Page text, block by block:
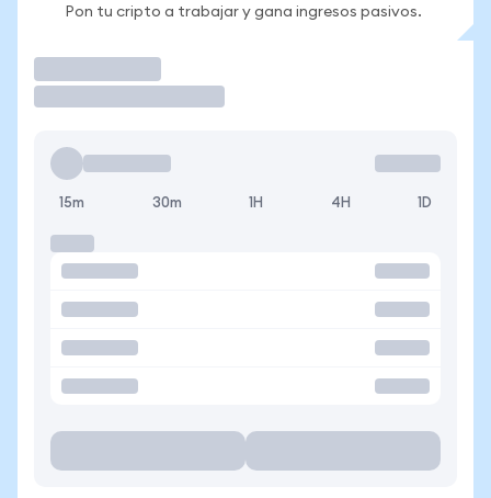
Pon tu cripto a trabajar y gana ingresos pasivos.
15m 30m 1H 4H 1D